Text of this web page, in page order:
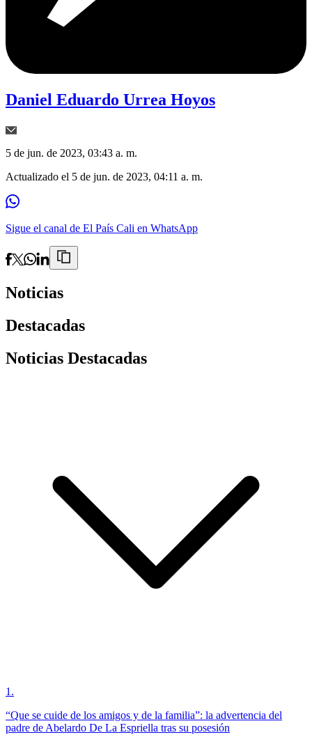
Daniel Eduardo Urrea Hoyos
5 de jun. de 2023, 03:43 a. m.
Actualizado el 5 de jun. de 2023, 04:11 a. m.
Sigue el canal de El País Cali en WhatsApp
Noticias
Destacadas
Noticias Destacadas
1 .
“Que se cuide de los amigos y de la familia”: la advertencia del
padre de Abelardo De La Espriella tras su posesión